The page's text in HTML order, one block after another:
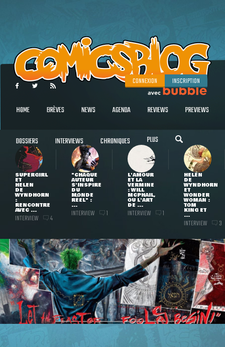
CONNEXION INSCRIPTION
HOME BRÈVES NEWS AGENDA REVIEWS PREVIEWS
DOSSIERS INTERVIEWS CHRONIQUES PLUS
SUPERGIRL
ET
HELEN
DE
WYNDHORN
:
RENCONTRE
AVEC ...
INTERVIEW 4
"CHAQUE
AUTEUR
S'INSPIRE
DU
MONDE
RÉEL" :
...
INTERVIEW 1
L'AMOUR
ET LA
VERMINE
: WILL
MCPHAIL,
OU L'ART
DE ...
INTERVIEW 1
HELEN
DE
WYNDHORN
ET
WONDER
WOMAN :
TOM
KING ET
...
INTERVIEW 3